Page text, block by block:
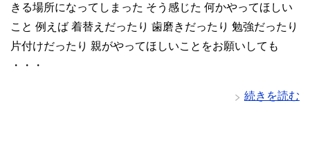
きる場所になってしまった そう感じた 何かやってほしい
こと 例えば 着替えだったり 歯磨きだったり 勉強だったり
片付けだったり 親がやってほしいことをお願いしても
・・・
続きを読む